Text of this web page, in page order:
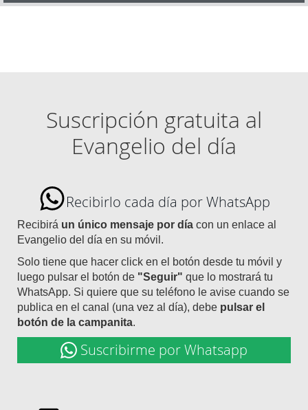
Suscripción gratuita al
Evangelio del día
Recibirlo cada día por WhatsApp
Recibirá un único mensaje por día con un enlace al
Evangelio del día en su móvil.
Solo tiene que hacer click en el botón desde tu móvil y
luego pulsar el botón de "Seguir" que lo mostrará tu
WhatsApp. Si quiere que su teléfono le avise cuando se
publica en el canal (una vez al día), debe pulsar el
botón de la campanita.
Suscribirme por Whatsapp